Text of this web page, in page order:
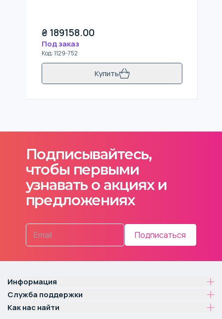
₴ 189158.00
Под заказ
Код:1129-752
Купить
Подписывайтесь,
чтобы первыми
узнавать о акциях и
предложениях
Подписаться
Информация
Служба поддержки
Как нас найти